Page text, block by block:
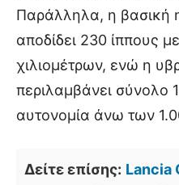
Παράλληλα, η βασική
αποδίδει 230 ίππους
χιλιομέτρων, ενώ η
περιλαμβάνει σύνολο
αυτονομία άνω των
Δείτε επίσης: Lancia